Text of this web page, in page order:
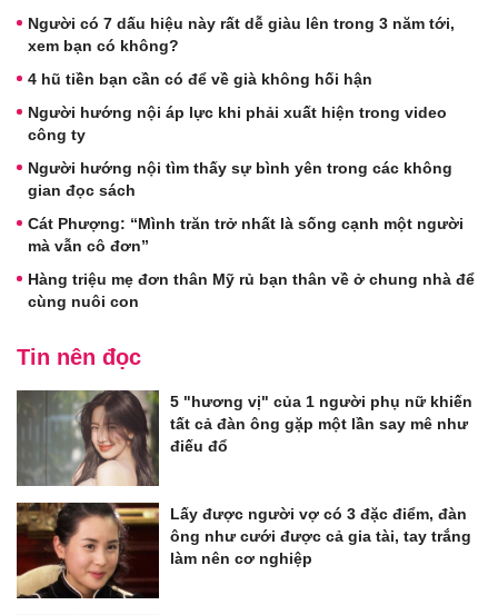
Người có 7 dấu hiệu này rất dễ giàu lên trong 3 năm tới,
xem bạn có không?
4 hũ tiền bạn cần có để về già không hối hận
Người hướng nội áp lực khi phải xuất hiện trong video
công ty
Người hướng nội tìm thấy sự bình yên trong các không
gian đọc sách
Cát Phượng: “Mình trăn trở nhất là sống cạnh một người
mà vẫn cô đơn”
Hàng triệu mẹ đơn thân Mỹ rủ bạn thân về ở chung nhà để
cùng nuôi con
Tin nên đọc
5 "hương vị" của 1 người phụ nữ khiến
tất cả đàn ông gặp một lần say mê như
điếu đổ
Lấy được người vợ có 3 đặc điểm, đàn
ông như cưới được cả gia tài, tay trắng
làm nên cơ nghiệp